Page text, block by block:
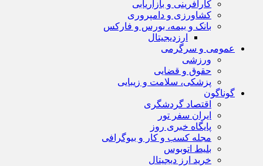
کارآفرینی و بازاریابی
کشاورزی و دامپروری
بانک و بیمه، بورس و فارکس
ارزدیجیتال
عمومی و سرگرمی
ورزشی
حقوق و قضایی
پزشکی، سلامت و زیبایی
گوناگون
اقتصاد گردشگری
ایران سفر تور
پایگاه خبری روز
مجله کسب و کار و بیوگرافی
بلیط اتوبوس
خرید ارز دیجیتال